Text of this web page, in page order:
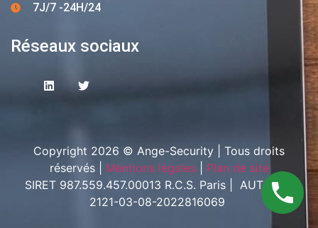
7J/7 -24H/24
Réseaux sociaux
Copyright 2026 © Ange-Security | Tous droits
réservés | Mentions légales| Plan de site
SIRET 987.559.457.00013 R.C.S. Paris | AUT-094-
2121-03-08-2022816069